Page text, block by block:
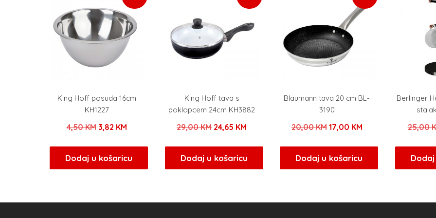
King Hoff posuda 16cm
KH1227
4,50KM Izvorna
bila
je:
3,82 KMTrenutna
je:
3,82 KM.
Dodaj u košaricu
King Hoff tava s
poklopcem 24cm KH3882
29,00KM Izvorna
bila
je:
24,65 KM
je:
24,65 KM.
Dodaj u košaricu
Blaumann tava 20 cm BL-
3190
20,00KM Izvorna
bila
je:
17,00 KMTrenutna
je:
17,00 KM.
Dodaj u košaricu
Berlinger
25,00